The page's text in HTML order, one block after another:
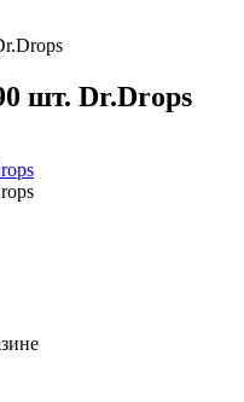
шт. Dr.Drops